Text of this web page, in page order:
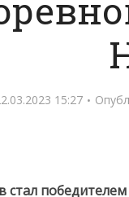
15:27
стал